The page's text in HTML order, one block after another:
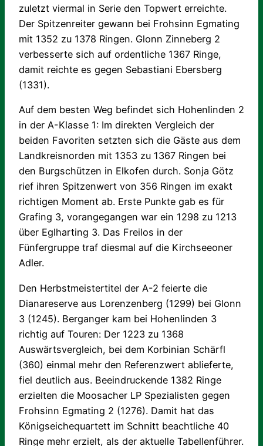
zuletzt viermal in Serie den Topwert erreichte.
Der Spitzenreiter gewann bei Frohsinn Egmating
mit 1352 zu 1378 Ringen. Glonn Zinneberg 2
verbesserte sich auf ordentliche 1367 Ringe,
damit reichte es gegen Sebastiani Ebersberg
(1331).
Auf dem besten Weg befindet sich Hohenlinden 2
in der A-Klasse 1: Im direkten Vergleich der
beiden Favoriten setzten sich die Gäste aus dem
Landkreisnorden mit 1353 zu 1367 Ringen bei
den Burgschützen in Elkofen durch. Sonja Götz
rief ihren Spitzenwert von 356 Ringen im exakt
richtigen Moment ab. Erste Punkte gab es für
Grafing 3, vorangegangen war ein 1298 zu 1213
über Eglharting 3. Das Freilos in der
Fünfergruppe traf diesmal auf die Kirchseeoner
Adler.
Den Herbstmeistertitel der A-2 feierte die
Dianareserve aus Lorenzenberg (1299) bei Glonn
3 (1245). Berganger kam bei Hohenlinden 3
richtig auf Touren: Der 1223 zu 1368
Auswärtsvergleich, bei dem Korbinian Schärfl
(360) einmal mehr den Referenzwert ablieferte,
fiel deutlich aus. Beeindruckende 1382 Ringe
erzielten die Moosacher LP Spezialisten gegen
Frohsinn Egmating 2 (1276). Damit hat das
Königseichequartett im Schnitt beachtliche 40
Ringe mehr erzielt, als der aktuelle Tabellenführer.